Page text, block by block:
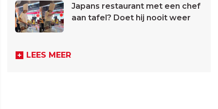
Japans restaurant met een chef
aan tafel? Doet hij nooit weer
LEES MEER